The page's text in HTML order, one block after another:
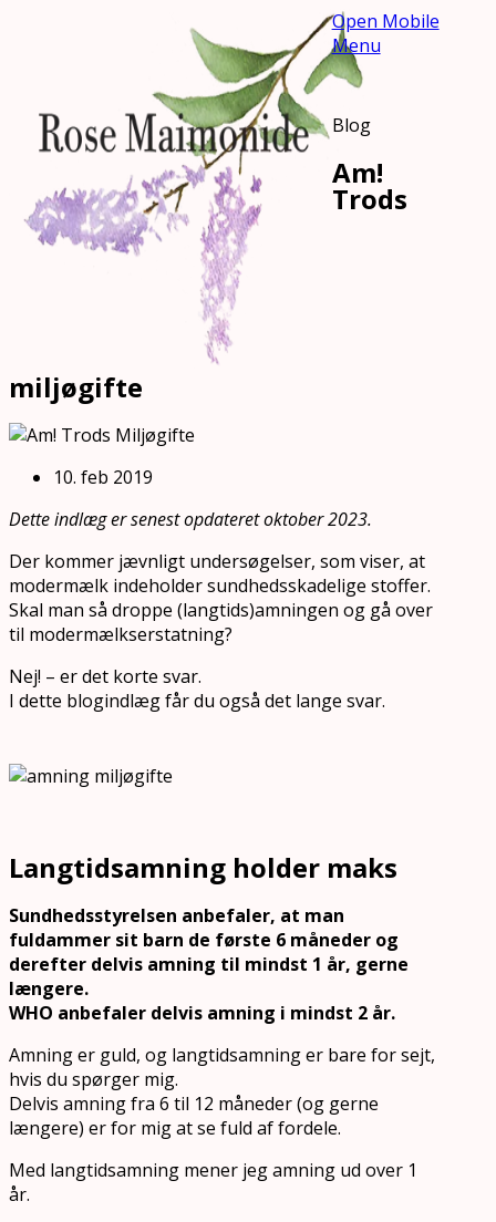
Open Mobile
Menu
Blog
Am!
Trods
miljøgifte
10. feb 2019
Dette indlæg er senest opdateret oktober 2023.
Der kommer jævnligt undersøgelser, som viser, at
modermælk indeholder sundhedsskadelige stoffer.
Skal man så droppe (langtids)amningen og gå over
til modermælkserstatning?
Nej! – er det korte svar.
I dette blogindlæg får du også det lange svar.
Langtidsamning holder maks
Sundhedsstyrelsen anbefaler, at man
fuldammer sit barn de første 6 måneder og
derefter delvis amning til mindst 1 år, gerne
længere.
WHO anbefaler delvis amning i mindst 2 år.
Amning er guld, og langtidsamning er bare for sejt,
hvis du spørger mig.
Delvis amning fra 6 til 12 måneder (og gerne
længere) er for mig at se fuld af fordele.
Med langtidsamning mener jeg amning ud over 1
år.